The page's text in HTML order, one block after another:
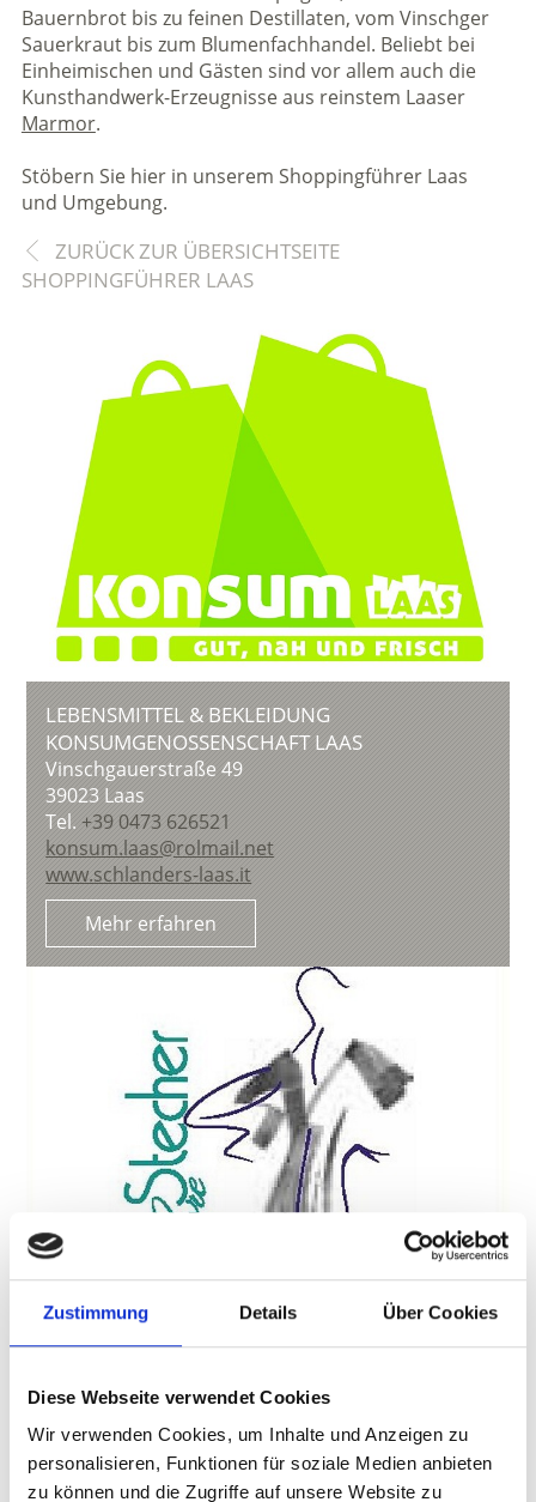
Zustimmung Details Über Cookies
Diese Webseite verwendet Cookies
Wir verwenden Cookies, um Inhalte und Anzeigen zu
personalisieren, Funktionen für soziale Medien anbieten
zu können und die Zugriffe auf unsere Website zu
Bauernbrot bis zu feinen Destillaten, vom Vinschger
Sauerkraut bis zum Blumenfachhandel. Beliebt bei
Einheimischen und Gästen sind vor allem auch die
Kunsthandwerk-Erzeugnisse aus reinstem Laaser
Marmor.
Stöbern Sie hier in unserem Shoppingführer Laas
und Umgebung.
ZURÜCK ZUR ÜBERSICHTSEITE
SHOPPINGFÜHRER LAAS
LEBENSMITTEL & BEKLEIDUNG
KONSUMGENOSSENSCHAFT LAAS
Vinschgauerstraße 49
39023 Laas
Tel. +39 0473 626521
konsum.laas@rolmail.net
www.schlanders-laas.it
Mehr erfahren
Vinschgauerstraße 71
Tel.+39 0473 626553
info@schlanders-laas.it
www.schlanders-laas.it